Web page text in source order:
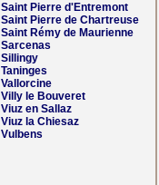
Saint Pierre d'Entremont
Saint Pierre de Chartreuse
Saint Rémy de Maurienne
Sarcenas
Sillingy
Taninges
Vallorcine
Villy le Bouveret
Viuz en Sallaz
Viuz la Chiesaz
Vulbens